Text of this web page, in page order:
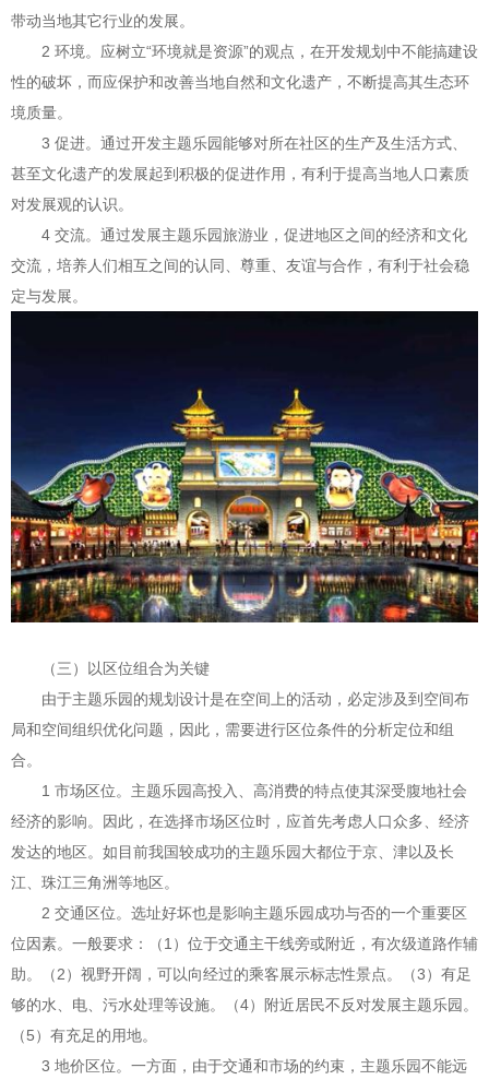
带动当地其它行业的发展。
2 环境。应树立“环境就是资源”的观点，在开发规划中不能搞建设
性的破坏，而应保护和改善当地自然和文化遗产，不断提高其生态环
境质量。
3 促进。通过开发主题乐园能够对所在社区的生产及生活方式、
甚至文化遗产的发展起到积极的促进作用，有利于提高当地人口素质
对发展观的认识。
4 交流。通过发展主题乐园旅游业，促进地区之间的经济和文化
交流，培养人们相互之间的认同、尊重、友谊与合作，有利于社会稳
定与发展。
（三）以区位组合为关键
由于主题乐园的规划设计是在空间上的活动，必定涉及到空间布
局和空间组织优化问题，因此，需要进行区位条件的分析定位和组
合。
1 市场区位。主题乐园高投入、高消费的特点使其深受腹地社会
经济的影响。因此，在选择市场区位时，应首先考虑人口众多、经济
发达的地区。如目前我国较成功的主题乐园大都位于京、津以及长
江、珠江三角洲等地区。
2 交通区位。选址好坏也是影响主题乐园成功与否的一个重要区
位因素。一般要求：（1）位于交通主干线旁或附近，有次级道路作辅
助。（2）视野开阔，可以向经过的乘客展示标志性景点。（3）有足
够的水、电、污水处理等设施。（4）附近居民不反对发展主题乐园。
（5）有充足的用地。
3 地价区位。一方面，由于交通和市场的约束，主题乐园不能远